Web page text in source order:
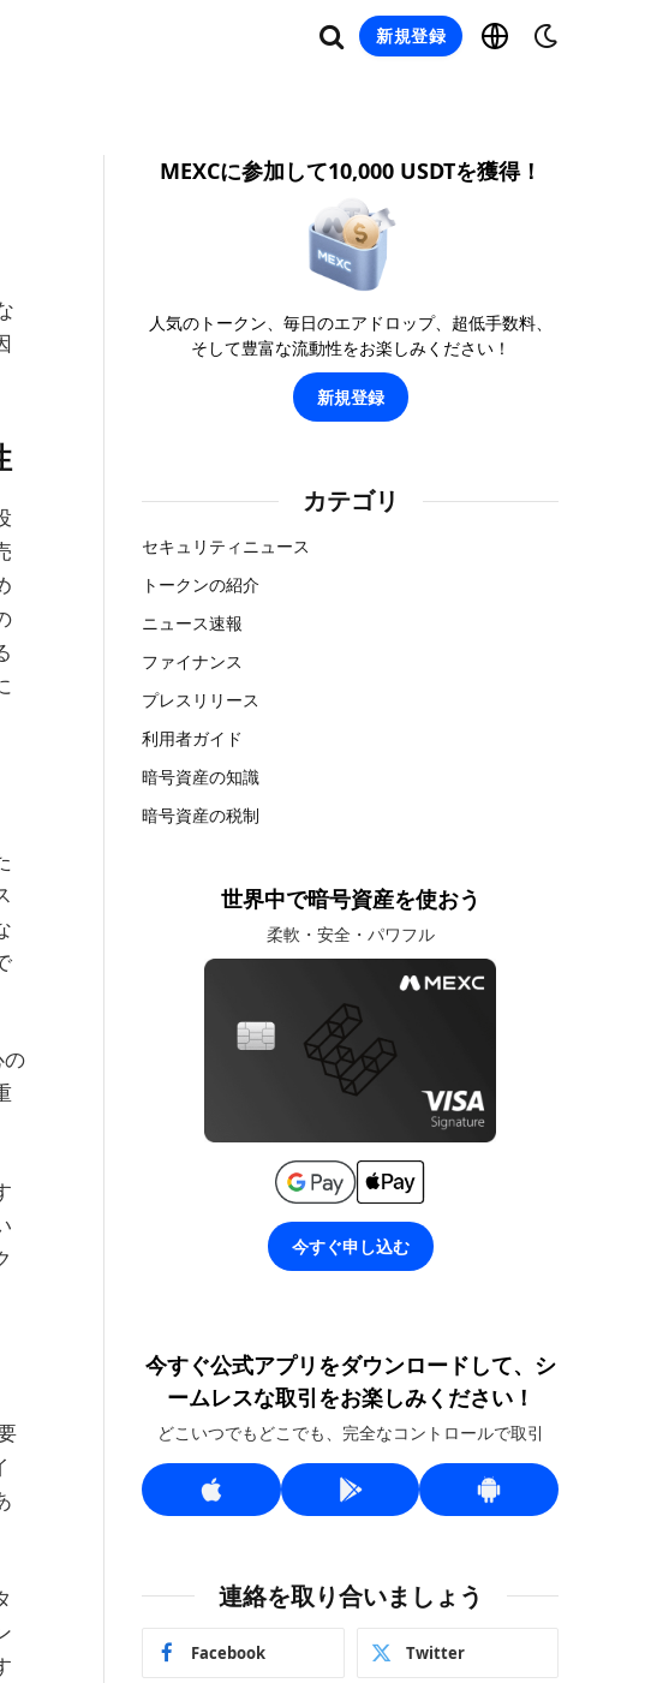
新規登録
の
MEXCに参加して10,000 USDTを獲得！
人気のトークン、毎日のエアドロップ、超低手数料、
そして豊富な流動性をお楽しみください！
新規登録
カテゴリ
セキュリティニュース
トークンの紹介
ニュース速報
ファイナンス
プレスリリース
利用者ガイド
暗号資産の知識
暗号資産の税制
世界中で暗号資産を使おう
柔軟・安全・パワフル
今すぐ申し込む
今すぐ公式アプリをダウンロードして、シ
ームレスな取引をお楽しみください！
どこいつでもどこでも、完全なコントロールで取引
連絡を取り合いましょう
Facebook Twitter